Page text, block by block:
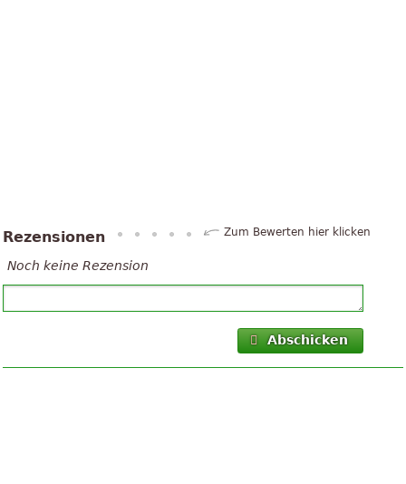
Rezensionen Zum Bewerten hier klicken
Noch keine Rezension
Abschicken